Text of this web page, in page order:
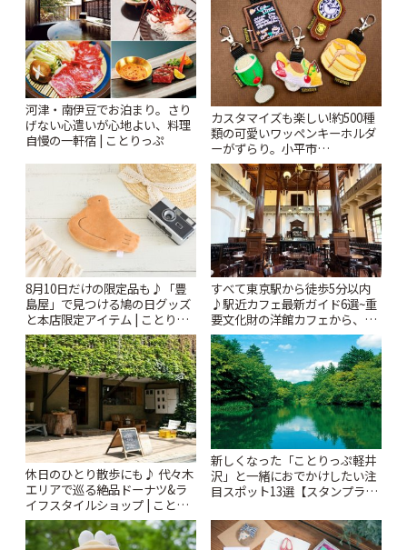
河津・南伊豆でお泊まり。さり
げない心遣いが心地よい、料理
自慢の一軒宿 | ことりっぷ
カスタマイズも楽しい!約500種
類の可愛いワッペンキーホルダ
ーがずらり。小平市
「Kimamaya T&K」 | ことりっ
ぷ
8月10日だけの限定品も♪「豊
島屋」で見つける鳩の日グッズ
と本店限定アイテム | ことりっ
ぷ
すべて東京駅から徒歩5分以内
♪駅近カフェ最新ガイド6選~重
要文化財の洋館カフェから、改
札すぐのレトロ喫茶まで~ | こと
りっぷ
休日のひとり散歩にも♪ 代々木
エリアで巡る絶品ドーナツ&ラ
イフスタイルショップ | ことり
っぷ
新しくなった「ことりっぷ軽井
沢」と一緒におでかけしたい注
目スポット13選【スタンプラリ